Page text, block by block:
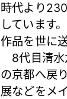
時代より
しています
作品を世に
8代目清水
の京都へ戻
展などをメ